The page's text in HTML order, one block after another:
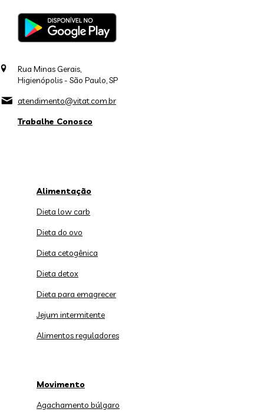
Rua Minas Gerais,
Higienópolis - São Paulo, SP
atendimento@vitat.com.br
Trabalhe Conosco
Alimentação
Dieta low carb
Dieta do ovo
Dieta cetogênica
Dieta detox
Dieta para emagrecer
Jejum intermitente
Alimentos reguladores
Movimento
Agachamento búlgaro